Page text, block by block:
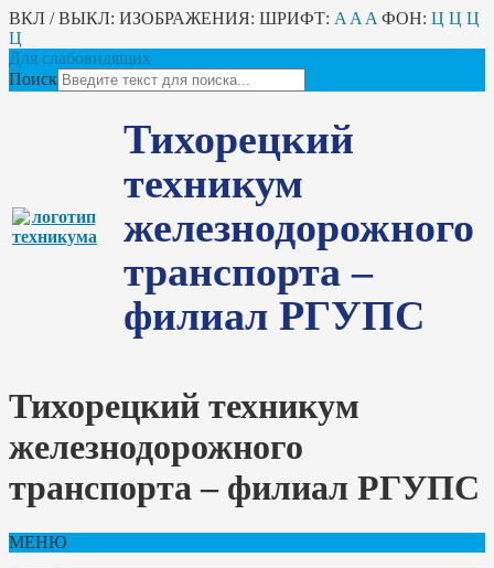
ВКЛ / ВЫКЛ: ИЗОБРАЖЕНИЯ: ШРИФТ: A A A ФОН: Ц Ц Ц
Ц
Для слабовидящих
Поиск
Тихорецкий
техникум
железнодорожного
транспорта –
филиал РГУПС
Тихорецкий техникум
железнодорожного
транспорта – филиал РГУПС
МЕНЮ